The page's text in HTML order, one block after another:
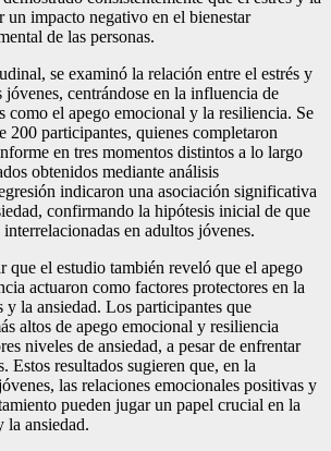
un impacto negativo en el bienestar
de las personas.
se examinó la relación entre el estrés y
jóvenes, centrándose en la influencia de
como el apego emocional y la resiliencia. Se
200 participantes, quienes completaron
en tres momentos distintos a lo largo
obtenidos mediante análisis
indicaron una asociación significativa
confirmando la hipótesis inicial de que
en adultos jóvenes.
que el estudio también reveló que el apego
actuaron como factores protectores en la
y la ansiedad. Los participantes que
altos de apego emocional y resiliencia
niveles de ansiedad, a pesar de enfrentar
Estos resultados sugieren que, en la
las relaciones emocionales positivas y
pueden jugar un papel crucial en la
la ansiedad.